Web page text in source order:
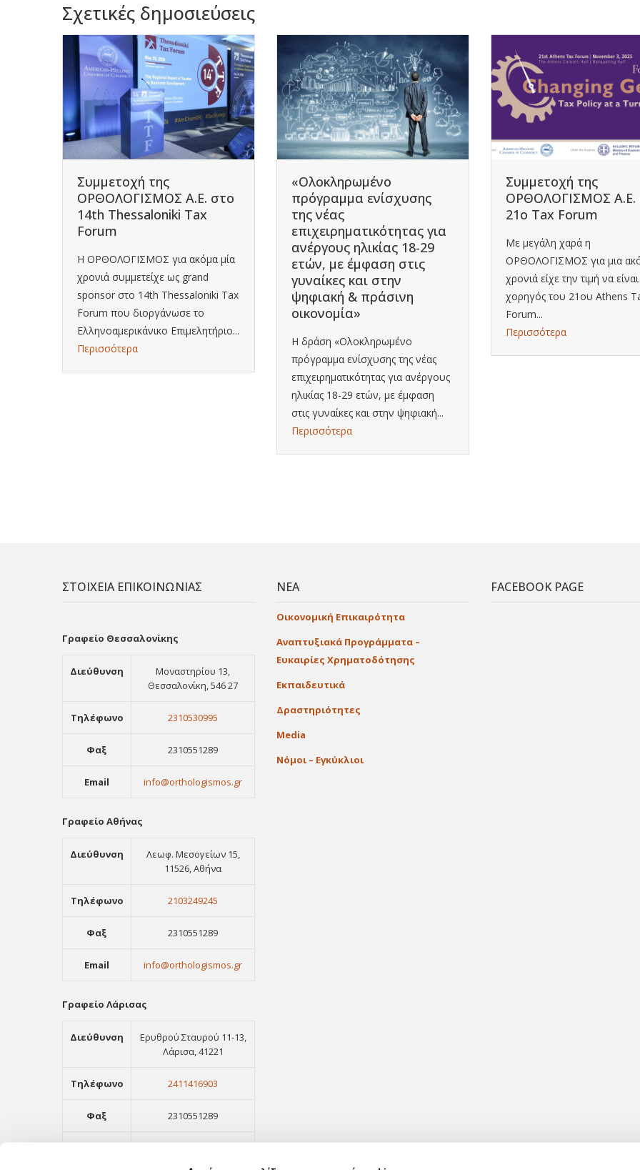
Σχετικές δημοσιεύσεις
Συμμετοχή της
ΟΡΘΟΛΟΓΙΣΜΟΣ Α.Ε. στο
14th Thessaloniki Tax
Forum
Η ΟΡΘΟΛΟΓΙΣΜΟΣ για ακόμα μία
χρονιά συμμετείχε ως grand
sponsor στο 14th Thessaloniki Tax
Forum που διοργάνωσε το
Ελληνοαμερικάνικο Επιμελητήριο...
Περισσότερα
«Ολοκληρωμένο
πρόγραμμα ενίσχυσης
της νέας
επιχειρηματικότητας για
ανέργους ηλικίας 18-29
ετών, με έμφαση στις
γυναίκες και στην
ψηφιακή & πράσινη
οικονομία»
Η δράση «Ολοκληρωμένο
πρόγραμμα ενίσχυσης της νέας
επιχειρηματικότητας για ανέργους
ηλικίας 18-29 ετών, με έμφαση
στις γυναίκες και στην ψηφιακή...
Περισσότερα
Συμμετοχή της
ΟΡΘΟΛΟΓΙΣΜΟΣ Α.Ε.
21ο Tax Forum
Με μεγάλη χαρά η
ΟΡΘΟΛΟΓΙΣΜΟΣ για μια
χρονιά είχε την τιμή να είναι
χορηγός του 21ου Athens
Forum...
Περισσότερα
ΣΤΟΙΧΕΙΑ ΕΠΙΚΟΙΝΩΝΙΑΣ
Γραφείο Θεσσαλονίκης
Διεύθυνση
Μοναστηρίου 13,
Θεσσαλονίκη, 546 27
Τηλέφωνο 2310530995
Φαξ 2310551289
Email info@orthologismos.gr
Γραφείο Αθήνας
Διεύθυνση
Λεωφ. Μεσογείων 15,
11526, Αθήνα
Τηλέφωνο 2103249245
Φαξ 2310551289
Email info@orthologismos.gr
Γραφείο Λάρισας
Διεύθυνση
Ερυθρού Σταυρού 11-13,
Λάρισα, 41221
Τηλέφωνο 2411416903
Φαξ 2310551289
ΝΕΑ
Οικονομική Επικαιρότητα
Αναπτυξιακά Προγράμματα –
Ευκαιρίες Χρηματοδότησης
Εκπαιδευτικά
Δραστηριότητες
Media
Νόμοι – Εγκύκλιοι
FACEBOOK PAGE